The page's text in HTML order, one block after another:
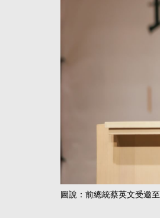
圖說：前總統蔡英文受邀